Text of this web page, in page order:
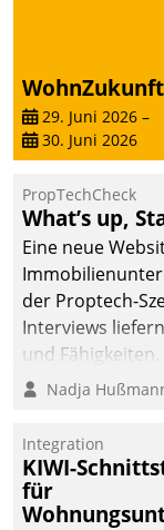
– und
den Weg vom
Mieteranliegen
29. Juni 2026 –
30. Juni 2026
PropTechCheck
What’s up,
Eine neue
der Proptech-
Interviews
und Fähigkeiten.
Nadja
Integration
KIWI-
für